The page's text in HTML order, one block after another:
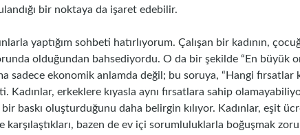
bir noktaya da işaret edebilir.
yaptığım sohbeti hatırlıyorum. Çalışan bir kadının,
olduğundan bahsediyordu. O da bir şekilde “En büyük
sadece ekonomik anlamda değil; bu soruya, “Hangi fırsatlar
Kadınlar, erkeklere kıyasla aynı fırsatlara sahip
bir baskı oluşturduğunu daha belirgin kılıyor. Kadınlar, eşit
bazen de ev içi sorumluluklarla boğuşmak